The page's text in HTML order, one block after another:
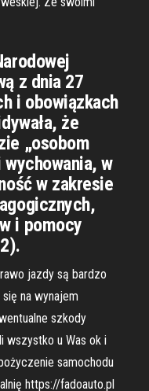
z dnia 27
i obowiązkach
że
„osobom
w
w zakresie
i pomocy
jazdy są bardzo
na wynajem
szkody
wszystko u Was ok i
samochodu
https://fadoauto.pl